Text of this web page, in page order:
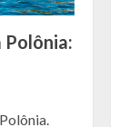
Polônia: